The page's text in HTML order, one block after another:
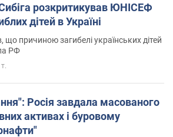
розкритикував ЮНІСЕФ
дітей в Україні
причиною загибелі українських дітей
РФ
Росія завдала масованого
активах і буровому